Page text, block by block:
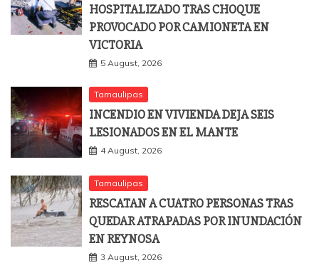
HOSPITALIZADO TRAS CHOQUE
PROVOCADO POR CAMIONETA EN
VICTORIA
5 August, 2026
Tamaulipas
INCENDIO EN VIVIENDA DEJA SEIS
LESIONADOS EN EL MANTE
4 August, 2026
Tamaulipas
RESCATAN A CUATRO PERSONAS TRAS
QUEDAR ATRAPADAS POR INUNDACIÓN
EN REYNOSA
3 August, 2026